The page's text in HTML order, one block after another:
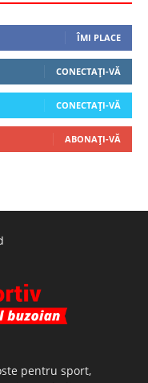
ÎMI PLACE
CONECTAȚI-VĂ
CONECTAȚI-VĂ
ABONAȚI-VĂ
pentru sport,